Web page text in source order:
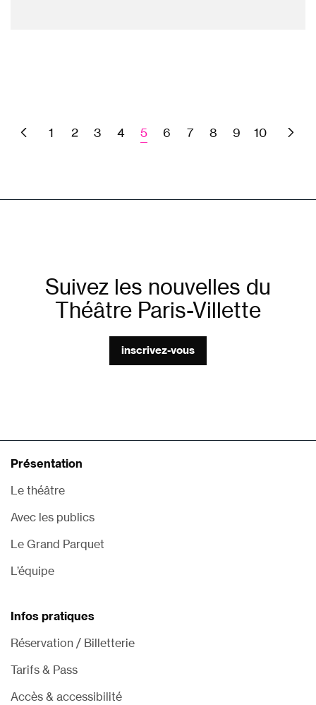
1 2 3 4 5 6 7 8 9 10
Suivez les nouvelles du
Théâtre Paris-Villette
inscrivez-vous
Présentation
Le théâtre
Avec les publics
Le Grand Parquet
L’équipe
Infos pratiques
Réservation / Billetterie
Tarifs & Pass
Accès & accessibilité